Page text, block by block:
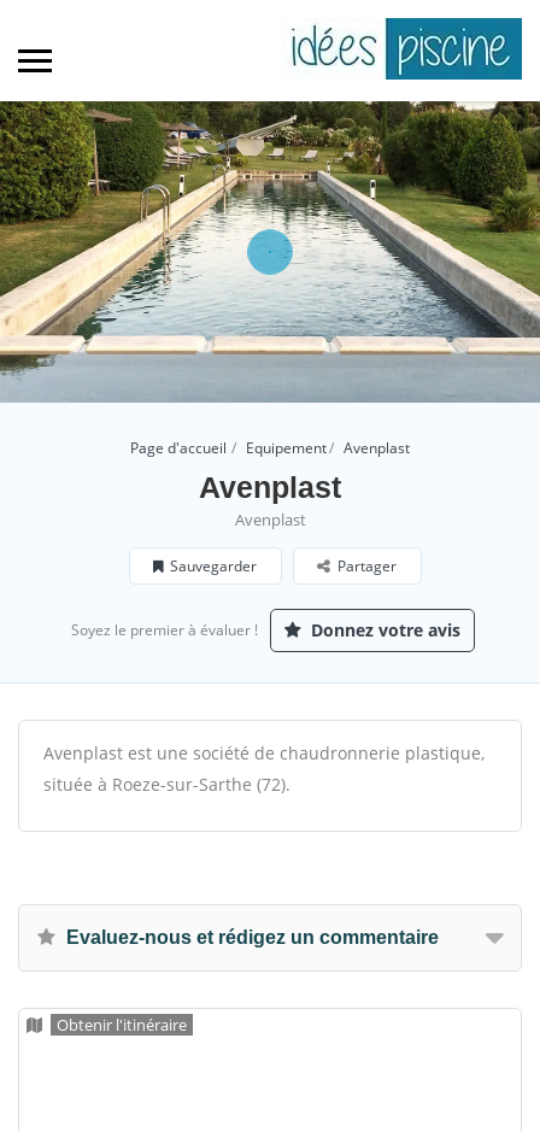
Page d'accueil Equipement Avenplast
Avenplast
Avenplast
Sauvegarder Partager
Soyez le premier à évaluer ! Donnez votre avis
Avenplast est une société de chaudronnerie plastique,
située à Roeze-sur-Sarthe (72).
Evaluez-nous et rédigez un commentaire
Obtenir l'itinéraire